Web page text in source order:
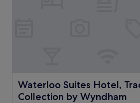
Waterloo Suites Hotel,
Collection by Wyndham
Waterloo Suites Hotel,